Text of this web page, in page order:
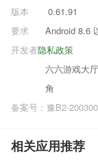
版本
0.61.91
要求
Android 8.6
隐私政策
开发者
六六游戏大
角
备案号：豫B2-
相关应用推荐